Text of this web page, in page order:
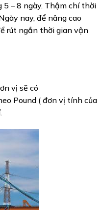
5 – 8 ngày. Thậm chí thời
nay, để nâng cao
rút ngắn thời gian vận
vị sẽ có
Pound ( đơn vị tính của